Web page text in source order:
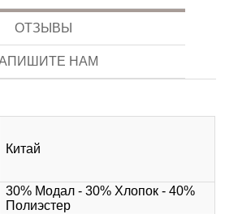
ОТЗЫВЫ
НАМ
Китай
30% Модал - 30% Хлопок - 40%
Полиэстер